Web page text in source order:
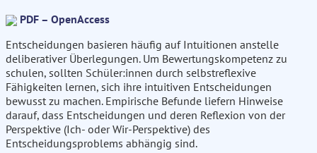
PDF – OpenAccess
Entscheidungen basieren häufig auf Intuitionen anstelle
deliberativer Überlegungen. Um Bewertungskompetenz zu
schulen, sollten Schüler:innen durch selbstreflexive
Fähigkeiten lernen, sich ihre intuitiven Entscheidungen
bewusst zu machen. Empirische Befunde liefern Hinweise
darauf, dass Entscheidungen und deren Reflexion von der
Perspektive (Ich- oder Wir-Perspektive) des
Entscheidungsproblems abhängig sind.